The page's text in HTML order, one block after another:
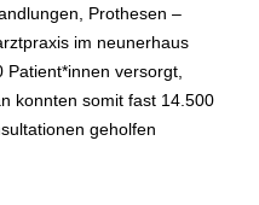
Prothesen –
im neunerhaus
Patient*innen versorgt,
konnten somit fast 14.500
geholfen